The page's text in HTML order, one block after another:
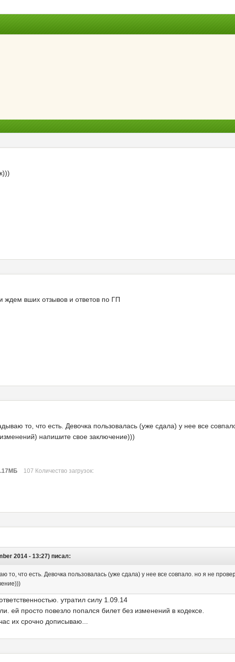
ждем вших отзывов и ответов по ГП
то, что есть. Девочка пользовалась (уже сдала) у нее все
напишите свое заключение)))
107 Количество загрузок:
2014 - 13:27) писал:
то, что есть. Девочка пользовалась (уже сдала) у нее все совпало. но я не
утратил силу 1.09.14
ей просто повезло попался билет без изменений в кодексе.
их срочно дописываю...